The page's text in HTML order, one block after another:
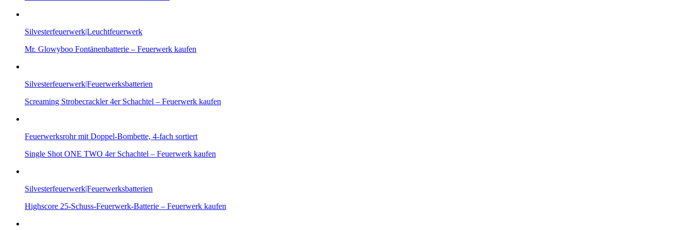
Silvesterfeuerwerk|Leuchtfeuerwerk
Mr. Glowyboo Fontänenbatterie – Feuerwerk kaufen
Silvesterfeuerwerk|Feuerwerksbatterien
Screaming Strobecrackler 4er Schachtel – Feuerwerk kaufen
Feuerwerksrohr mit Doppel-Bombette, 4-fach sortiert
Single Shot ONE TWO 4er Schachtel – Feuerwerk kaufen
Silvesterfeuerwerk|Feuerwerksbatterien
Highscore 25-Schuss-Feuerwerk-Batterie – Feuerwerk kaufen